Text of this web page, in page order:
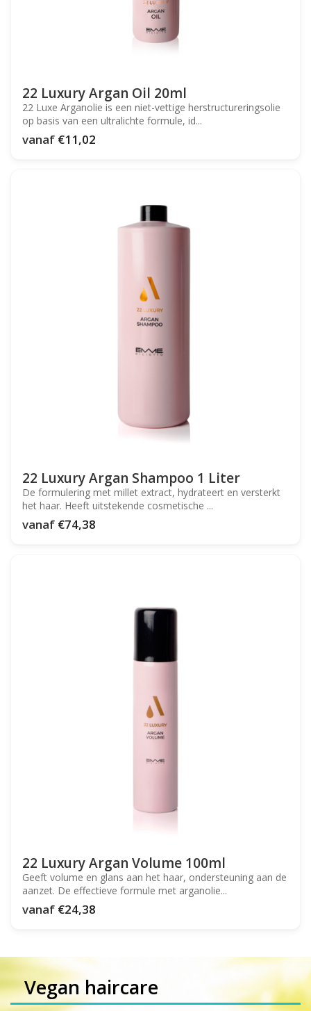
22 Luxury Argan Oil 20ml
22 Luxe Arganolie is een niet-vettige herstructureringsolie
op basis van een ultralichte formule, id...
vanaf €11,02
22 Luxury Argan Shampoo 1 Liter
De formulering met millet extract, hydrateert en versterkt
het haar. Heeft uitstekende cosmetische ...
vanaf €74,38
22 Luxury Argan Volume 100ml
Geeft volume en glans aan het haar, ondersteuning aan de
aanzet. De effectieve formule met arganolie...
vanaf €24,38
Vegan haircare